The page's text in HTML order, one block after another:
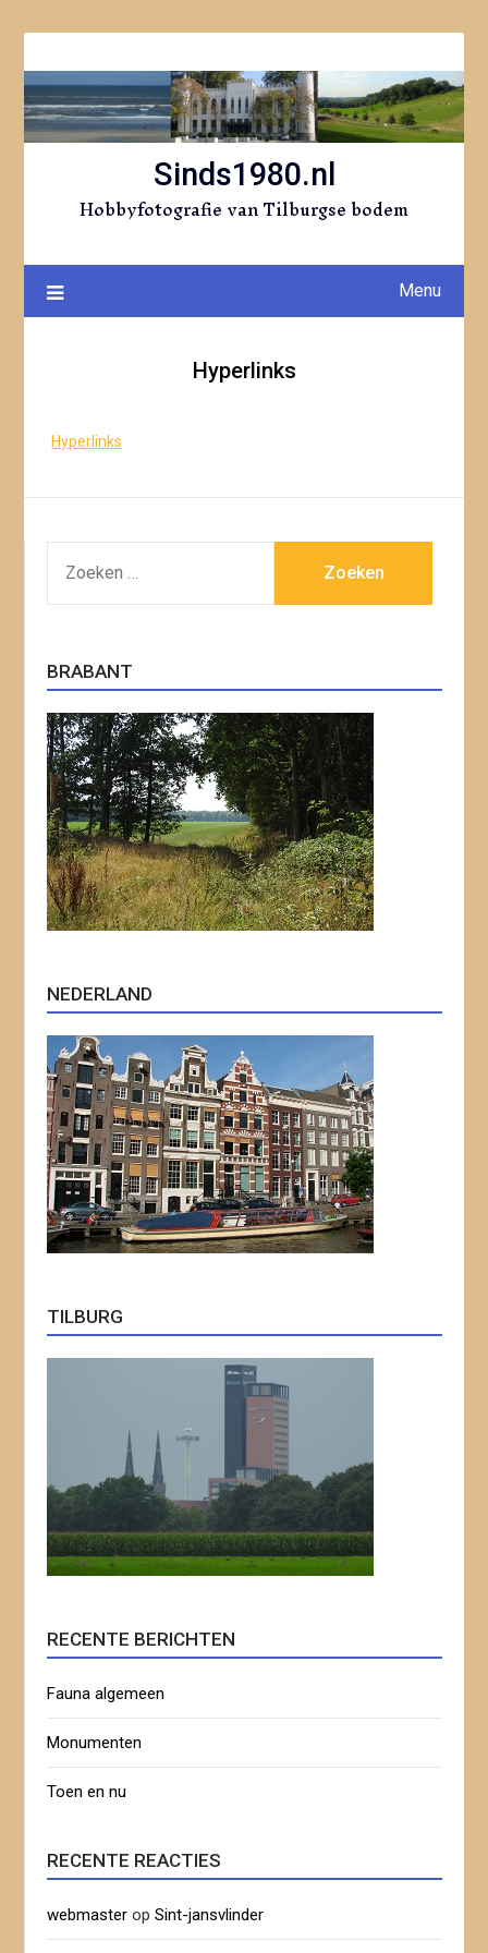
naar
inhoud
Sinds1980.nl
Hobbyfotografie van Tilburgse bodem
Menu
Hyperlinks
Hyperlinks
NAAR:
BRABANT
NEDERLAND
TILBURG
RECENTE BERICHTEN
Fauna algemeen
Monumenten
Toen en nu
RECENTE REACTIES
webmaster opSint-jansvlinder